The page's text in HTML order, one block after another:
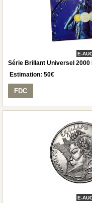
E-
Série Brillant Universel 2000
Estimation: 50€
FDC
E-